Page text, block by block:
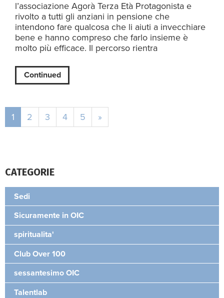
l’associazione Agorà Terza Età Protagonista e
rivolto a tutti gli anziani in pensione che
intendono fare qualcosa che li aiuti a invecchiare
bene e hanno compreso che farlo insieme è
molto più efficace. Il percorso rientra
Continued
1 2 3 4 5 »
CATEGORIE
Sedi
Sicuramente in OIC
spiritualita'
Club Over 100
sessantesimo OIC
Talentlab